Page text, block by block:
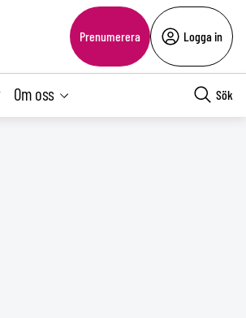
Prenumerera Logga in
Om oss Sök